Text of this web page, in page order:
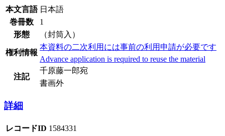
本文言語 日本語
巻冊数
1
形態
（封筒入）
権利情報
本資料の二次利用には事前の利用申請が必要です
Advance application is required to reuse the material
注記
千原藤一郎宛
書画外
詳細
レコードID 1584331